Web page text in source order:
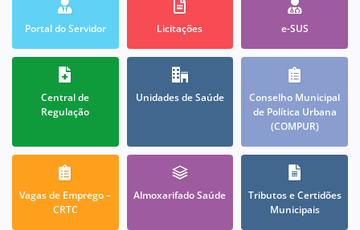
Portal do Servidor Licitações e-SUS
Central de
Regulação
Unidades de Saúde
Conselho Municipal
de Política Urbana
(COMPUR)
Vagas de Emprego –
CRTC
Almoxarifado Saúde
Tributos e Certidões
Municipais